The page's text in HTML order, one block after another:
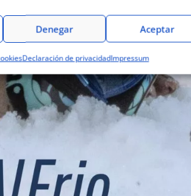
Aceptar
Denegar
Declaración de privacidadImpressum